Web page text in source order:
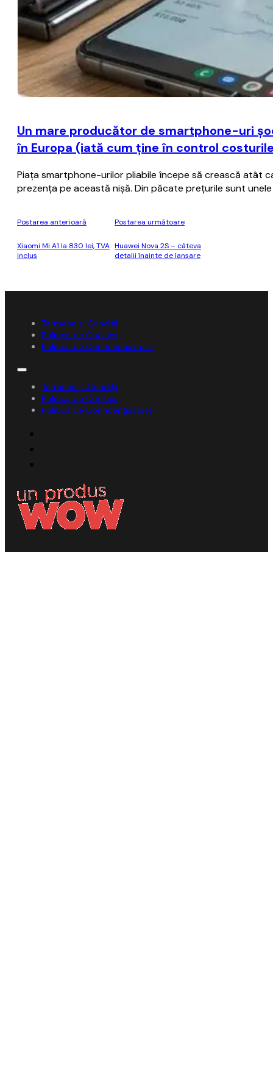
Un mare producător de smartphone-uri
în Europa (iată cum ţine în control
Piaţa smartphone-urilor pliabile începe să crească atât
prezenţa pe această nişă. Din păcate preţurile sunt
Postarea anterioară
Xiaomi Mi A1 la 830 lei, TVA
inclus
Postarea următoare
Huawei Nova 2S – câteva
detalii înainte de lansare
Termene și Condiții
Politica de Cookies
Politica de Confidențialitate
Termene și Condiții
Politica de Cookies
Politica de Confidențialitate